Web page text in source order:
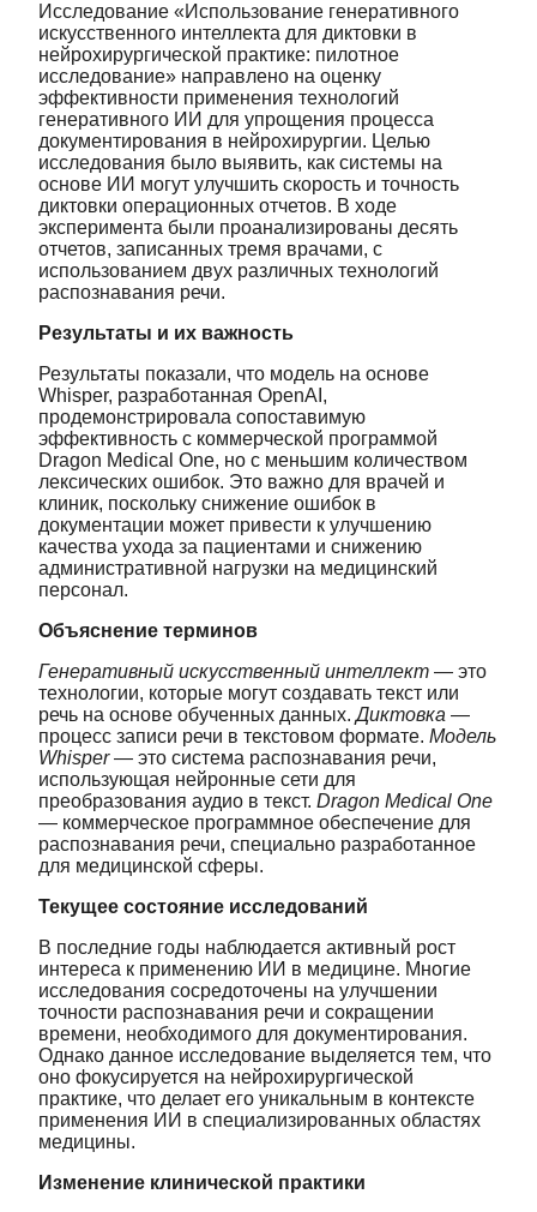
Исследование «Использование генеративного
искусственного интеллекта для диктовки в
нейрохирургической практике: пилотное
исследование» направлено на оценку
эффективности применения технологий
генеративного ИИ для упрощения процесса
документирования в нейрохирургии. Целью
исследования было выявить, как системы на
основе ИИ могут улучшить скорость и точность
диктовки операционных отчетов. В ходе
эксперимента были проанализированы десять
отчетов, записанных тремя врачами, с
использованием двух различных технологий
распознавания речи.
Результаты и их важность
Результаты показали, что модель на основе
Whisper, разработанная OpenAI,
продемонстрировала сопоставимую
эффективность с коммерческой программой
Dragon Medical One, но с меньшим количеством
лексических ошибок. Это важно для врачей и
клиник, поскольку снижение ошибок в
документации может привести к улучшению
качества ухода за пациентами и снижению
административной нагрузки на медицинский
персонал.
Объяснение терминов
Генеративный искусственный интеллект — это
технологии, которые могут создавать текст или
речь на основе обученных данных.Диктовка —
процесс записи речи в текстовом формате. Модель
Whisper— это система распознавания речи,
использующая нейронные сети для
преобразования аудио в текст. Dragon Medical One
— коммерческое программное обеспечение для
распознавания речи, специально разработанное
для медицинской сферы.
Текущее состояние исследований
В последние годы наблюдается активный рост
интереса к применению ИИ в медицине. Многие
исследования сосредоточены на улучшении
точности распознавания речи и сокращении
времени, необходимого для документирования.
Однако данное исследование выделяется тем, что
оно фокусируется на нейрохирургической
практике, что делает его уникальным в контексте
применения ИИ в специализированных областях
медицины.
Изменение клинической практики